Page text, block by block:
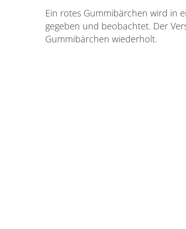
Ein rotes Gummibärchen wird in
gegeben und beobachtet. Der
Gummibärchen wiederholt.